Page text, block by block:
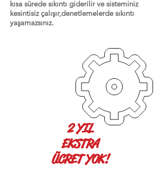
kısa sürede sıkıntı giderilir ve sisteminiz
kesintisiz çalışır,denetlemelerde sıkıntı
yaşamazsınız.
2 YIL
EKSTRA
ÜCRET YOK!